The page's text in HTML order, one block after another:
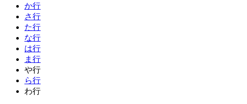
か行
さ行
た行
な行
は行
ま行
や行
ら行
わ行